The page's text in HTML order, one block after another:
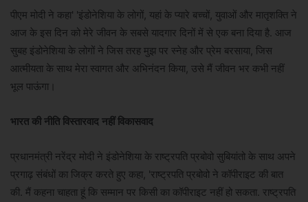
पीएम मोदी ने कहा' 'इंडोनेशिया के लोगों, यहां के प्यारे बच्चों, युवाओं और मातृशक्ति ने
आज के इस दिन को मेरे जीवन के सबसे यादगार दिनों में से एक बना दिया है. आज
सुबह इंडोनेशिया के लोगों ने जिस तरह मुझ पर स्नेह और प्रेम बरसाया, जिस
आत्मीयता के साथ मेरा स्वागत और अभिनंदन किया, उसे मैं जीवन भर कभी नहीं
भूल पाऊंगा।
भारत की नीति विस्तारवाद नहीं विकासवाद
प्रधानमंत्री नरेंद्र मोदी ने इंडोनेशिया के राष्ट्रपति प्रबोवो सुबियांतो के साथ अपने
प्रगाढ़ संबंधों का जिक्र करते हुए कहा, 'राष्ट्रपति प्रबोवो ने कॉपीराइट की बात
की. मैं कहना चाहता हूं कि सम्मान पर किसी का कॉपीराइट नहीं हो सकता. राष्ट्रपति